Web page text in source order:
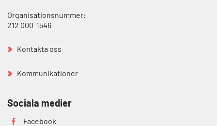
Organisationsnummer:
212 000-1546
Kontakta oss
Kommunikationer
Sociala medier
Facebook